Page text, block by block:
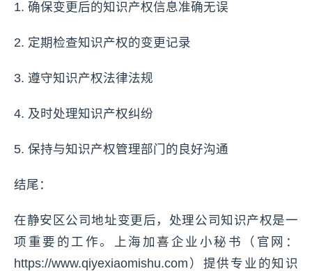
1. 确保变更后的知识产权信息准确无误
2. 定期检查知识产权的变更记录
3. 遵守知识产权法律法规
4. 及时处理知识产权纠纷
5. 保持与知识产权管理部门的良好沟通
结尾：
在静安区公司地址变更后，处理公司知识产权是一
项重要的工作。上海加喜企业小秘书（官网：
https://www.qiyexiaomishu.com）提供专业的知识